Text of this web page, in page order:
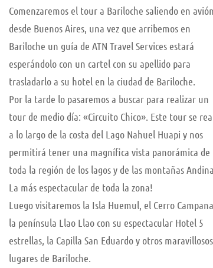
Comenzaremos el tour a Bariloche saliendo en avión
desde Buenos Aires, una vez que arribemos en
Bariloche un guía de ATN Travel Services estará
esperándolo con un cartel con su apellido para
trasladarlo a su hotel en la ciudad de Bariloche.
Por la tarde lo pasaremos a buscar para realizar un
tour de medio día: «Circuito Chico». Este tour se
a lo largo de la costa del Lago Nahuel Huapi y nos
permitirá tener una magnífica vista panorámica de
toda la región de los lagos y de las montañas
La más espectacular de toda la zona!
Luego visitaremos la Isla Huemul, el Cerro
la península Llao Llao con su espectacular Hotel 5
estrellas, la Capilla San Eduardo y otros maravillosos
lugares de Bariloche.